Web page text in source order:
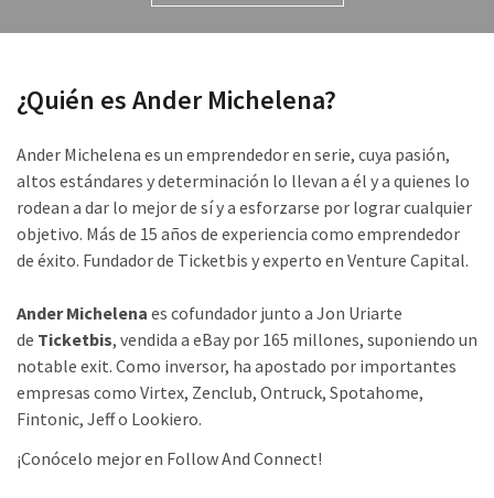
¿Quién es Ander Michelena?
Ander Michelena es un emprendedor en serie, cuya pasión,
altos estándares y determinación lo llevan a él y a quienes lo
rodean a dar lo mejor de sí y a esforzarse por lograr cualquier
objetivo. Más de 15 años de experiencia como emprendedor
de éxito. Fundador de Ticketbis y experto en Venture Capital.
Ander Michelena es cofundador junto a Jon Uriarte
de Ticketbis, vendida a eBay por 165 millones, suponiendo un
notable exit. Como inversor, ha apostado por importantes
empresas como Virtex, Zenclub, Ontruck, Spotahome,
Fintonic, Jeff o Lookiero.
¡Conócelo mejor en Follow And Connect!